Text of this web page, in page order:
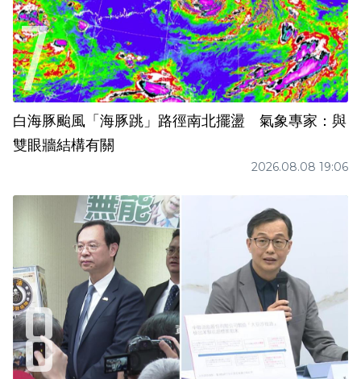
白海豚颱風「海豚跳」路徑南北擺盪 氣象專家：與
雙眼牆結構有關
2026.08.08 19:06